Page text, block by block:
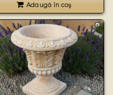
Adaugă în coş